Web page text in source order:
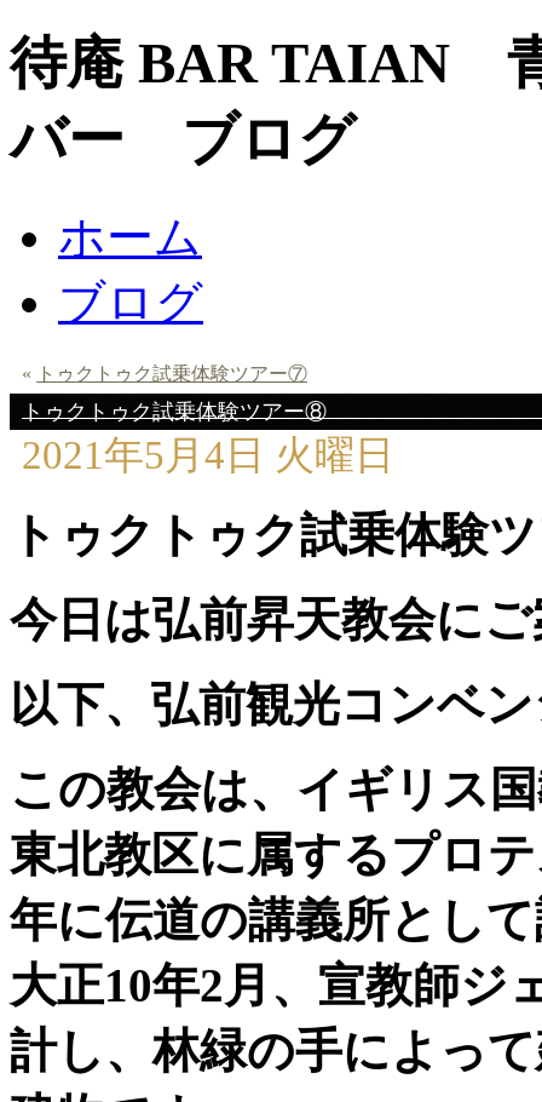
待庵 BAR TAIAN
バー ブログ
ホーム
ブログ
« トゥクトゥク試乗体験ツアー⑦
トゥクトゥク試乗体験ツアー⑧
2021年5月4日 火曜日
トゥクトゥク試乗体験
今日は弘前昇天教会に
以下、弘前観光コンベ
この教会は、イギリス
東北教区に属するプロ
年に伝道の講義所とし
大正10年2月、宣教師ジ
計し、林緑の手によっ